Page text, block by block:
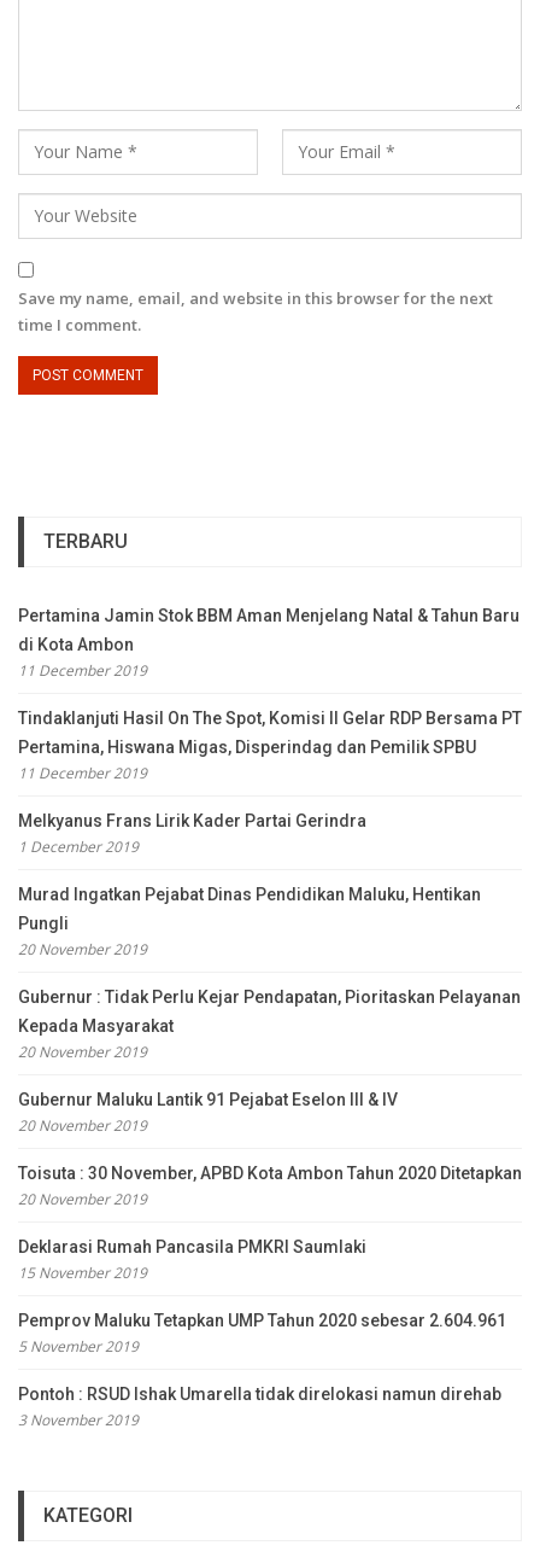
Save my name, email, and website in this browser for the next
time I comment.
TERBARU
Pertamina Jamin Stok BBM Aman Menjelang Natal & Tahun Baru
di Kota Ambon
11 December 2019
Tindaklanjuti Hasil On The Spot, Komisi II Gelar RDP Bersama PT
Pertamina, Hiswana Migas, Disperindag dan Pemilik SPBU
11 December 2019
Melkyanus Frans Lirik Kader Partai Gerindra
1 December 2019
Murad Ingatkan Pejabat Dinas Pendidikan Maluku, Hentikan
Pungli
20 November 2019
Gubernur : Tidak Perlu Kejar Pendapatan, Pioritaskan Pelayanan
Kepada Masyarakat
20 November 2019
Gubernur Maluku Lantik 91 Pejabat Eselon III & IV
20 November 2019
Toisuta : 30 November, APBD Kota Ambon Tahun 2020 Ditetapkan
20 November 2019
Deklarasi Rumah Pancasila PMKRI Saumlaki
15 November 2019
Pemprov Maluku Tetapkan UMP Tahun 2020 sebesar 2.604.961
5 November 2019
Pontoh : RSUD Ishak Umarella tidak direlokasi namun direhab
3 November 2019
KATEGORI